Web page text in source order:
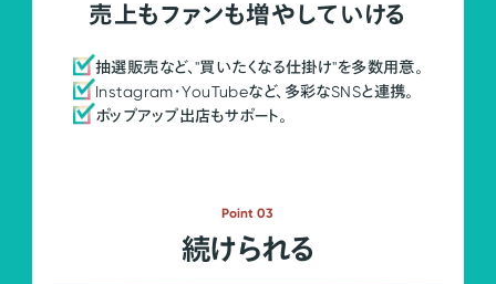
売上もファンも増やしていける
抽選販売など、"買いたくなる仕掛け"を多数用意。
Instagram・YouTubeなど、多彩なSNSと連携。
ポップアップ出店もサポート。
Point 03
続けられる